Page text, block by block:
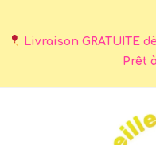
Livraison GRATUITE
Prêt